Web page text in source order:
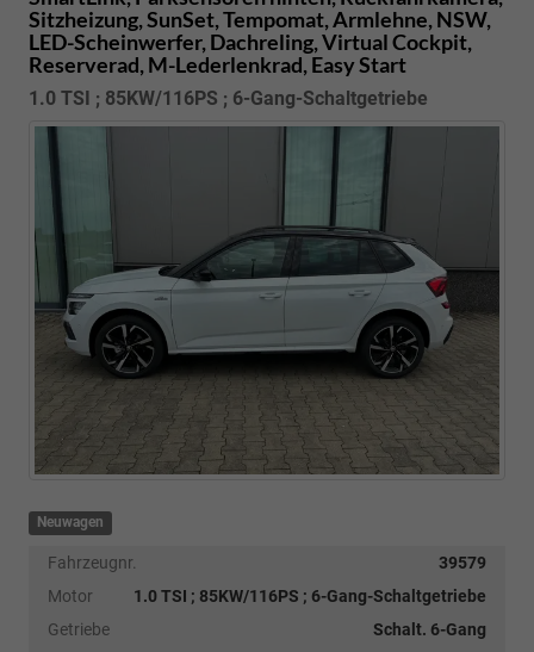
Sitzheizung, SunSet, Tempomat, Armlehne, NSW,
LED-Scheinwerfer, Dachreling, Virtual Cockpit,
Reserverad, M-Lederlenkrad, Easy Start
1.0 TSI ; 85KW/116PS ; 6-Gang-Schaltgetriebe
Neuwagen
Fahrzeugnr.
39579
Motor
1.0 TSI ; 85KW/116PS ; 6-Gang-Schaltgetriebe
Getriebe
Schalt. 6-Gang